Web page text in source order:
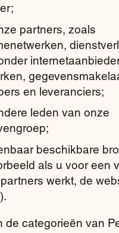
partners, zoals
en leveranciers;
leden van onze
beschikbare
als u voor een
werkt, de
de categorieën van